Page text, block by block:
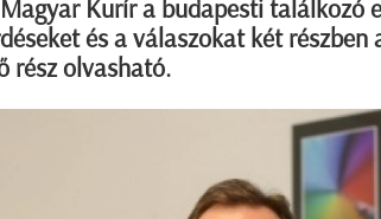
Kurír a budapesti találkozó
és a válaszokat két részben
rész olvasható.